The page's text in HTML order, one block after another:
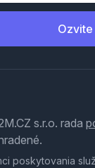
Ozvite
s.r.o. rada
poskytovania